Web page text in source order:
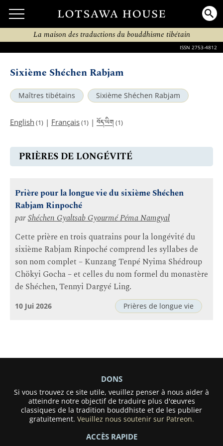
La maison des traductions du bouddhisme tibétain
ISSN 2753-4812
Sixième Shéchen Rabjam
Maîtres tibétains Sixième Shéchen Rabjam
English (1) | Français(1) | བོད་ཡིག (1)
PRIÈRES DE LONGÉVITÉ
Prière pour la longue vie du sixième Shéchen
Rabjam Rinpoché
parShéchen Gyaltsab Gyourmé Péma Namgyal
Cette prière en trois quatrains pour la longévité du
sixième Rabjam Rinpoché comprend les syllabes de
son nom complet – Kunzang Tenpé Nyima Shédroup
Chökyi Gocha – et celles du nom formel du monastère
de Shéchen, Tennyi Dargyé Ling.
Prières de longue vie
10 Jui 2026
DONS
Si vous trouvez ce site utile, veuillez penser à nous aider à
atteindre notre objectif de traduire plus d'œuvres
classiques de la tradition bouddhiste et de les publier
gratuitement. Veuillez nous soutenir sur Patreon.
ACCÈS RAPIDE